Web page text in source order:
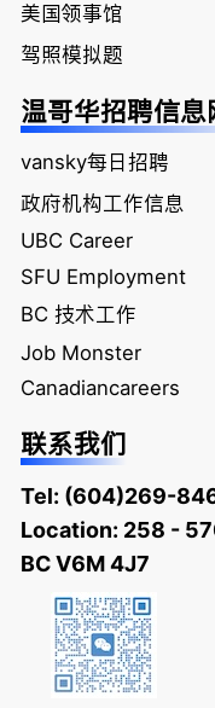
美国领事馆
驾照模拟题
温哥华招聘信息
vansky每日招聘
政府机构工作信息
UBC Career
SFU Employment
BC 技术工作
Job Monster
Canadiancareers
联系我们
Tel: (604)269-
Location: 258 -
BC V6M 4J7